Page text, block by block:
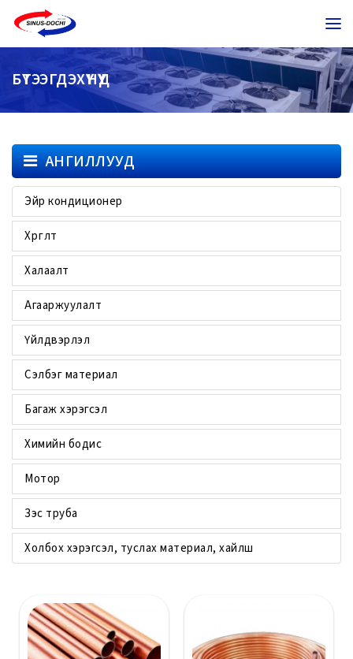
БҮТЭЭГДЭХҮҮНҮҮД
АНГИЛЛУУД
Эйр кондиционер
Хөргөлт
Халаалт
Агааржуулалт
Үйлдвэрлэл
Сэлбэг материал
Багаж хэрэгсэл
Химийн бодис
Мотор
Зэс труба
Холбох хэрэгсэл, туслах материал, хайлш